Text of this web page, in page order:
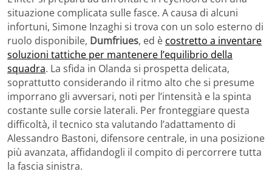
situazione complicata sulle fasce. A causa di alcuni
infortuni, Simone Inzaghi si trova con un solo esterno di
ruolo disponibile, Dumfriues, ed è costretto a inventare
soluzioni tattiche per mantenere l’equilibrio della
squadra. La sfida in Olanda si prospetta delicata,
soprattutto considerando il ritmo alto che si presume
imporrano gli avversari, noti per l’intensità e la spinta
costante sulle corsie laterali. Per fronteggiare questa
difficoltà, il tecnico sta valutando l’adattamento di
Alessandro Bastoni, difensore centrale, in una posizione
più avanzata, affidandogli il compito di percorrere tutta
la fascia sinistra.